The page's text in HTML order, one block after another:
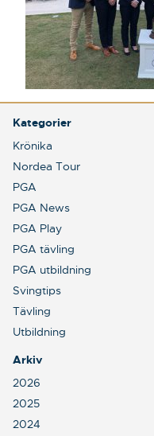
Kategorier
Krönika
Nordea Tour
PGA
PGA News
PGA Play
PGA tävling
PGA utbildning
Svingtips
Tävling
Utbildning
Arkiv
2026
2025
2024